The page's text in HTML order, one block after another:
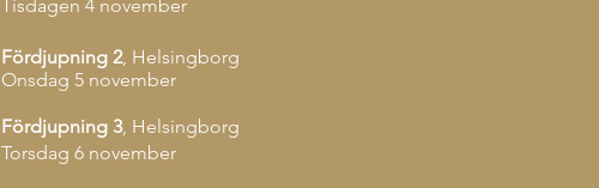
Tisdagen 4 november
Fördjupning 2, Helsingborg
Onsdag 5 november
Fördjupning 3, Helsingborg
Torsdag 6 november